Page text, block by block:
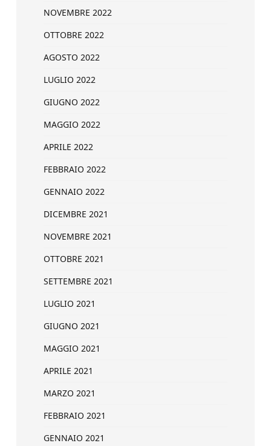
NOVEMBRE 2022
OTTOBRE 2022
AGOSTO 2022
LUGLIO 2022
GIUGNO 2022
MAGGIO 2022
APRILE 2022
FEBBRAIO 2022
GENNAIO 2022
DICEMBRE 2021
NOVEMBRE 2021
OTTOBRE 2021
SETTEMBRE 2021
LUGLIO 2021
GIUGNO 2021
MAGGIO 2021
APRILE 2021
MARZO 2021
FEBBRAIO 2021
GENNAIO 2021